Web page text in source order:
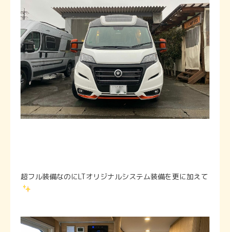
超フル装備なのにLTオリジナルシステム装備を更に加えて